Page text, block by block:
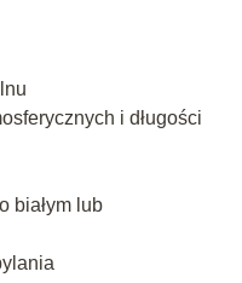
i długości
białym lub